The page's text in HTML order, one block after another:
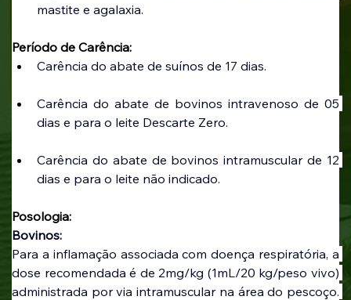
mastite e agalaxia.
Período de Carência:
Carência do abate de suínos de 17 dias.
Carência do abate de bovinos intravenoso de 05
dias e para o leite Descarte Zero.
Carência do abate de bovinos intramuscular de 12
dias e para o leite não indicado.
Posologia:
Bovinos:
Para a inflamação associada com doença respiratória, a
dose recomendada é de 2mg/kg (1mL/20 kg/peso vivo)
administrada por via intramuscular na área do pescoço.